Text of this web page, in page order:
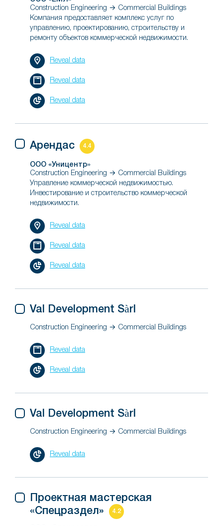
Construction Engineering → Commercial Buildings
Компания предоставляет комплекс услуг по
управлению, проектированию, строительству и
ремонту объектов коммерческой недвижимости.
Reveal data
Reveal data
Reveal data
Арендас 4.4
ООО «Уницентр»
Construction Engineering → Commercial Buildings
Управление коммерческой недвижимостью.
Инвестирование и строительство коммерческой
недвижимости.
Reveal data
Reveal data
Reveal data
Val Development Sàrl
Construction Engineering → Commercial Buildings
Reveal data
Reveal data
Val Development Sàrl
Construction Engineering → Commercial Buildings
Reveal data
Проектная мастерская
«Спецраздел»
4.2